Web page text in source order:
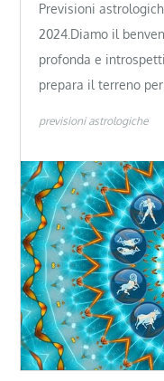
Previsioni
2024.Diamo il
profonda e
prepara il terreno per
previsioni astrologiche